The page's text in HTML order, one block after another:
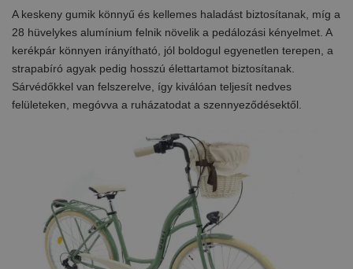
A keskeny gumik könnyű és kellemes haladást biztosítanak, míg a
28 hüvelykes alumínium felnik növelik a pedálozási kényelmet. A
kerékpár könnyen irányítható, jól boldogul egyenetlen terepen, a
strapabíró agyak pedig hosszú élettartamot biztosítanak.
Sárvédőkkel van felszerelve, így kiválóan teljesít nedves
felületeken, megóvva a ruházatodat a szennyeződésektől.